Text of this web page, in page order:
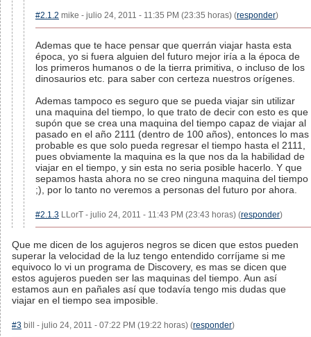
#2.1.2 mike - julio 24, 2011 - 11:35 PM (23:35 horas) (responder)
Ademas que te hace pensar que querrán viajar hasta esta
época, yo si fuera alguien del futuro mejor iría a la época de
los primeros humanos o de la tierra primitiva, o incluso de los
dinosaurios etc. para saber con certeza nuestros orígenes.
Ademas tampoco es seguro que se pueda viajar sin utilizar
una maquina del tiempo, lo que trato de decir con esto es que
supón que se crea una maquina del tiempo capaz de viajar al
pasado en el año 2111 (dentro de 100 años), entonces lo mas
probable es que solo pueda regresar el tiempo hasta el 2111,
pues obviamente la maquina es la que nos da la habilidad de
viajar en el tiempo, y sin esta no seria posible hacerlo. Y que
sepamos hasta ahora no se creo ninguna maquina del tiempo
;), por lo tanto no veremos a personas del futuro por ahora.
#2.1.3 LLorT - julio 24, 2011 - 11:43 PM (23:43 horas) (responder)
Que me dicen de los agujeros negros se dicen que estos pueden
superar la velocidad de la luz tengo entendido corríjame si me
equivoco lo vi un programa de Discovery, es mas se dicen que
estos agujeros pueden ser las maquinas del tiempo. Aun así
estamos aun en pañales así que todavía tengo mis dudas que
viajar en el tiempo sea imposible.
#3 bill - julio 24, 2011 - 07:22 PM (19:22 horas) (responder)